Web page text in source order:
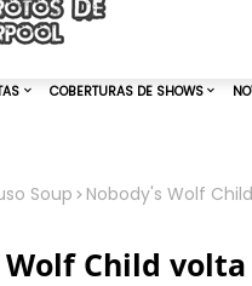
Soup
Nobody's Wolf
Wolf Child